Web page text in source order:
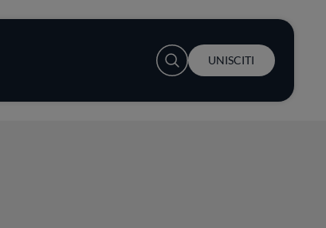
User account menu
UNISCITI